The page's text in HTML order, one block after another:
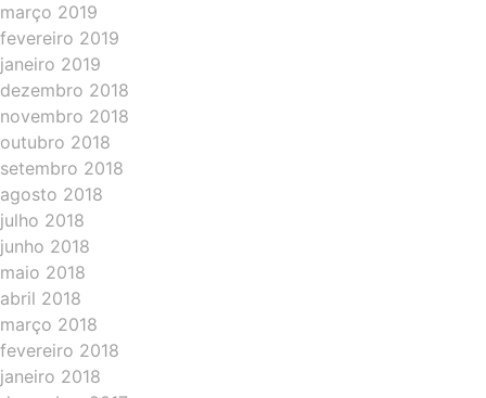
março 2019
fevereiro 2019
janeiro 2019
dezembro 2018
novembro 2018
outubro 2018
setembro 2018
agosto 2018
julho 2018
junho 2018
maio 2018
abril 2018
março 2018
fevereiro 2018
janeiro 2018